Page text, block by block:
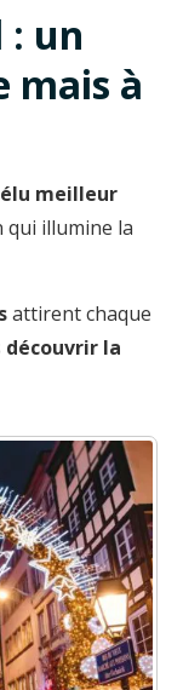
: un
mais à
meilleur
illumine la
attirent chaque
découvrir la